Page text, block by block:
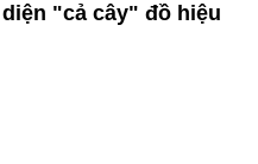
"cả cây" đồ hiệu